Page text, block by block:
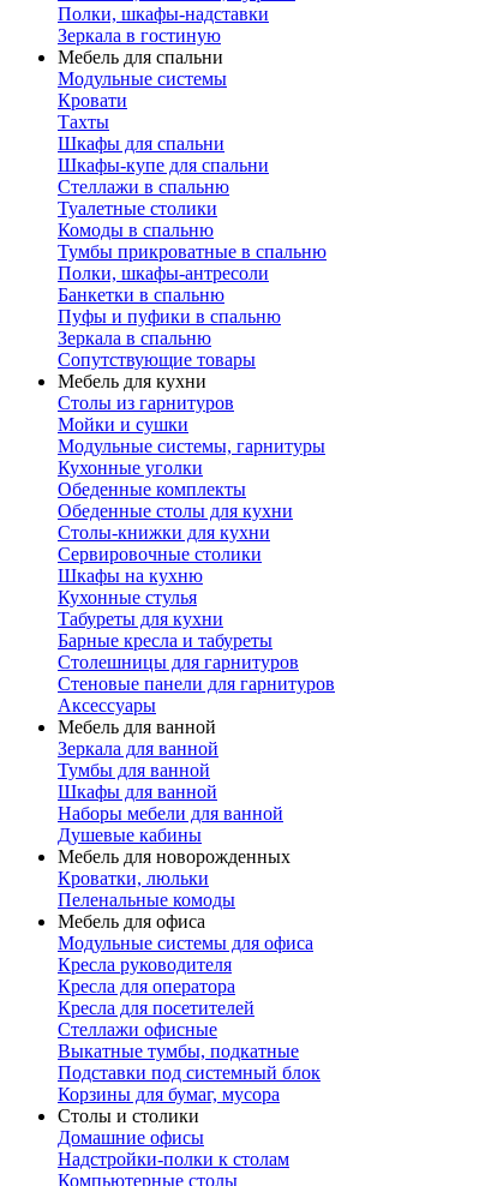
Полки, шкафы-надставки
Зеркала в гостиную
Мебель для спальни
Модульные системы
Кровати
Тахты
Шкафы для спальни
Шкафы-купе для спальни
Стеллажи в спальню
Туалетные столики
Комоды в спальню
Тумбы прикроватные в спальню
Полки, шкафы-антресоли
Банкетки в спальню
Пуфы и пуфики в спальню
Зеркала в спальню
Сопутствующие товары
Мебель для кухни
Столы из гарнитуров
Мойки и сушки
Модульные системы, гарнитуры
Кухонные уголки
Обеденные комплекты
Обеденные столы для кухни
Столы-книжки для кухни
Сервировочные столики
Шкафы на кухню
Кухонные стулья
Табуреты для кухни
Барные кресла и табуреты
Столешницы для гарнитуров
Стеновые панели для гарнитуров
Аксессуары
Мебель для ванной
Зеркала для ванной
Тумбы для ванной
Шкафы для ванной
Наборы мебели для ванной
Душевые кабины
Мебель для новорожденных
Кроватки, люльки
Пеленальные комоды
Мебель для офиса
Модульные системы для офиса
Кресла руководителя
Кресла для оператора
Кресла для посетителей
Стеллажи офисные
Выкатные тумбы, подкатные
Подставки под системный блок
Корзины для бумаг, мусора
Столы и столики
Домашние офисы
Надстройки-полки к столам
Компьютерные столы